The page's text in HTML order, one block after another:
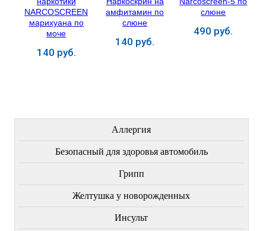
140 руб.
140 руб.
490 руб.
Аллергия
Безопасный для здоровья автомобиль
Грипп
Желтушка у новорожденных
Инсульт